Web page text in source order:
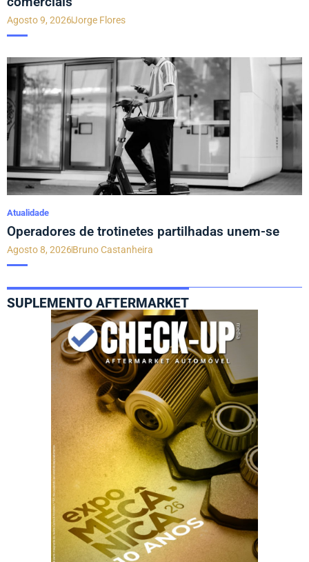
Agosto 9, 2026Jorge Flores
Atualidade
Operadores de trotinetes partilhadas unem-se
Agosto 8, 2026Bruno Castanheira
SUPLEMENTO AFTERMARKET